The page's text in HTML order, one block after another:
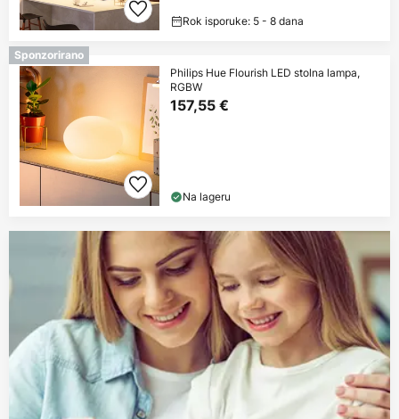
Rok isporuke: 5 - 8 dana
Sponzorirano
Philips Hue Flourish LED stolna lampa,
RGBW
157,55 €
Na lageru